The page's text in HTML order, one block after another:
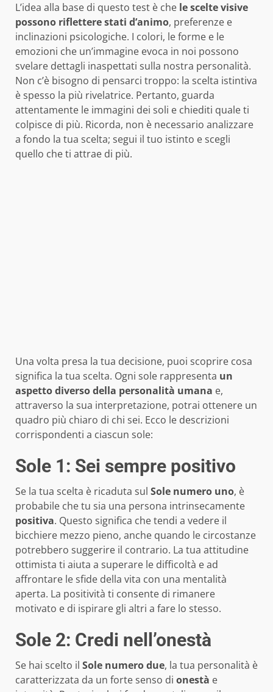
L’idea alla base di questo test è che le scelte visive
possono riflettere stati d’animo, preferenze e
inclinazioni psicologiche. I colori, le forme e le
emozioni che un’immagine evoca in noi possono
svelare dettagli inaspettati sulla nostra personalità.
Non c’è bisogno di pensarci troppo: la scelta istintiva
è spesso la più rivelatrice. Pertanto, guarda
attentamente le immagini dei soli e chiediti quale ti
colpisce di più. Ricorda, non è necessario analizzare
a fondo la tua scelta; segui il tuo istinto e scegli
quello che ti attrae di più.
Una volta presa la tua decisione, puoi scoprire cosa
significa la tua scelta. Ogni sole rappresenta un
aspetto diverso della personalità umana e,
attraverso la sua interpretazione, potrai ottenere un
quadro più chiaro di chi sei. Ecco le descrizioni
corrispondenti a ciascun sole:
Sole 1: Sei sempre positivo
Se la tua scelta è ricaduta sul Sole numero uno, è
probabile che tu sia una persona intrinsecamente
positiva. Questo significa che tendi a vedere il
bicchiere mezzo pieno, anche quando le circostanze
potrebbero suggerire il contrario. La tua attitudine
ottimista ti aiuta a superare le difficoltà e ad
affrontare le sfide della vita con una mentalità
aperta. La positività ti consente di rimanere
motivato e di ispirare gli altri a fare lo stesso.
Sole 2: Credi nell’onestà
Se hai scelto il Sole numero due, la tua personalità è
caratterizzata da un forte senso di onestà e